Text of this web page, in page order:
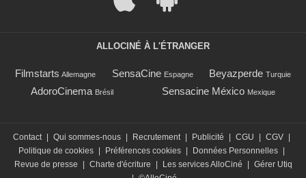
ALLOCINÉ À L'ÉTRANGER
Filmstarts Allemagne SensaCine Espagne Beyazperde Turquie
AdoroCinema Brésil Sensacine México Mexique
Contact Qui sommes-nous Recrutement Publicité CGU CGV
Politique de cookies
Préférences cookies Données Personnelles
Revue de presse
Charte d'écriture Les services AlloCiné
Gérer Utiq